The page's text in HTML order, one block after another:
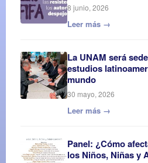
8 junio, 2026
Leer más →
La UNAM será
estudios
mundo
30 mayo, 2026
Leer más →
Panel: ¿Cómo
los Niños, Niñas y